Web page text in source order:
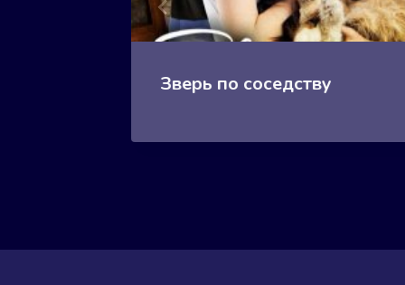
Зверь по соседству